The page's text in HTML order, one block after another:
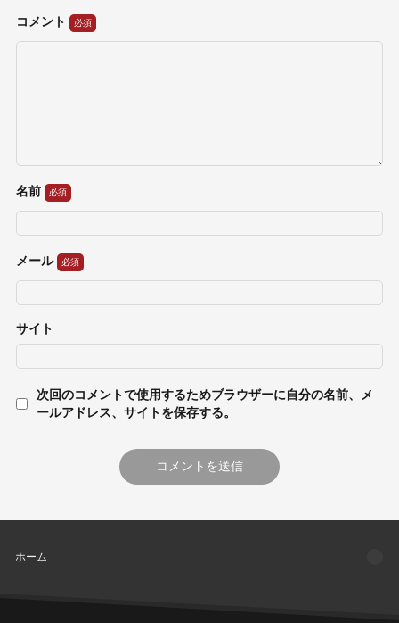
コメント
名前
メール
サイト
次回のコメントで使用するためブラウザーに自分の名前、メ
ールアドレス、サイトを保存する。
ホーム